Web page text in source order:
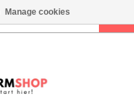
Manage cookies